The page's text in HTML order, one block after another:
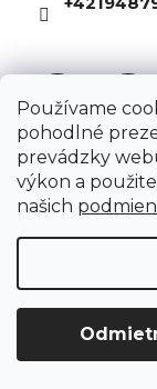
Používame
pohodlné
prevádzky
výkon a
našich
Informácie
O nás